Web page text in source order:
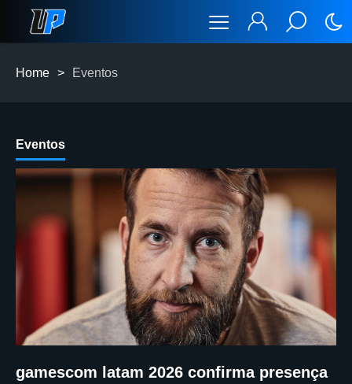
Home > Eventos
Eventos
gamescom latam 2026 confirma presença